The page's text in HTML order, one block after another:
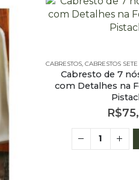
CABRESTOS, CABRESTOS
Cabresto de 7
com Detalhes na
R$